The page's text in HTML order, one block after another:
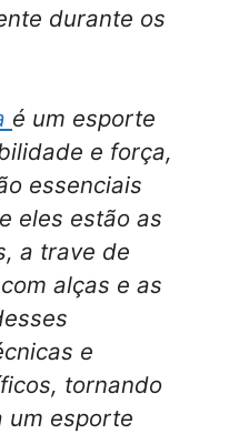
durante os
é um esporte
e força,
essenciais
eles estão as
a trave de
alças e as
e
tornando
um esporte